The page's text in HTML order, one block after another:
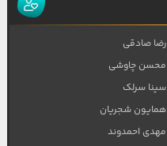
رضا صادقی
محسن چاوشی
سینا سرلک
همایون شجریان
مهدی احمدوند